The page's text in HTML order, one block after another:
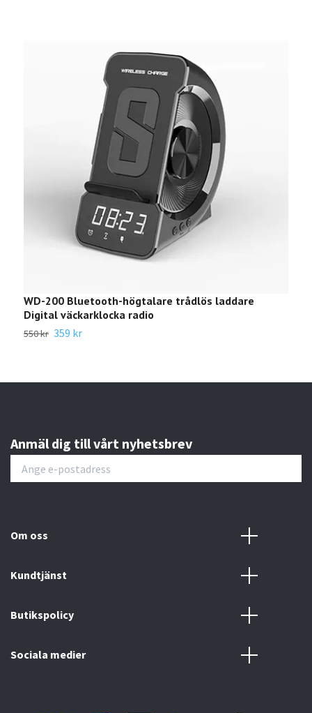
WD-200 Bluetooth-högtalare trådlös laddare
Digital väckarklocka radio
550 kr 359 kr
Anmäl dig till vårt nyhetsbrev
Om oss
Kundtjänst
Butikspolicy
Sociala medier